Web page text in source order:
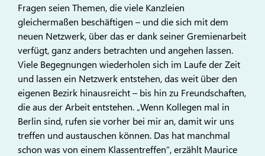
Fragen seien Themen, die viele Kanzleien
gleichermaßen beschäftigen – und die sich mit dem
neuen Netzwerk, über das er dank seiner Gremienarbeit
verfügt, ganz anders betrachten und angehen lassen.
Viele Begegnungen wiederholen sich im Laufe der Zeit
und lassen ein Netzwerk entstehen, das weit über den
eigenen Bezirk hinausreicht – bis hin zu Freundschaften,
die aus der Arbeit entstehen. „Wenn Kollegen mal in
Berlin sind, rufen sie vorher bei mir an, damit wir uns
treffen und austauschen können. Das hat manchmal
schon was von einem Klassentreffen“, erzählt Maurice